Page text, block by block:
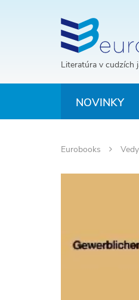
Literatúra v cudzích
NOVINKY
Eurobooks Vedy